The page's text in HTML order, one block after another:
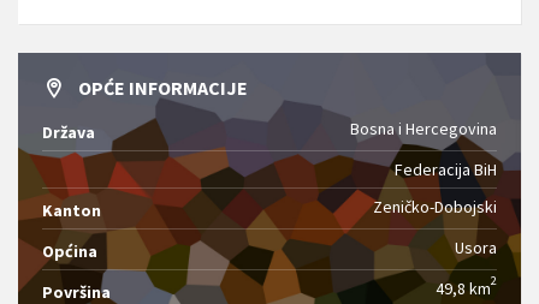
OPĆE INFORMACIJE
Država
Bosna i Hercegovina
Federacija BiH
Kanton
Zeničko-Dobojski
Općina Usora
Površina 49,8 km2